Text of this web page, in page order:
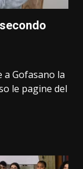
Gofasano la
le pagine del